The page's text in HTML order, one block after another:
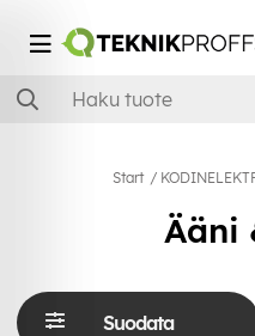
Start
Ääni
Suodata